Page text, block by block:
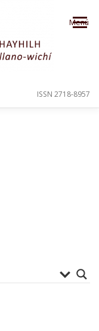
Menú
ISSN 2718-8957